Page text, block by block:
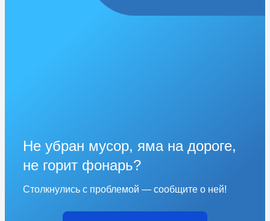
Не убран мусор, яма на дороге,
не горит фонарь?
Столкнулись с проблемой — сообщите о ней!